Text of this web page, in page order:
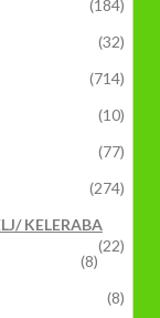
(184)
(32)
(714)
(10)
(77)
(274)
KELERABA
(22)
(8)
(8)